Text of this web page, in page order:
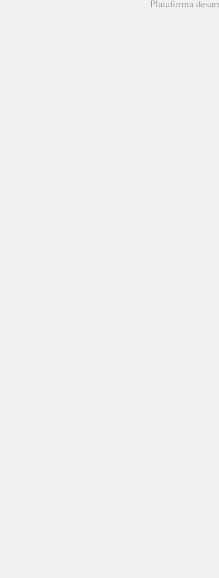
Plataforma